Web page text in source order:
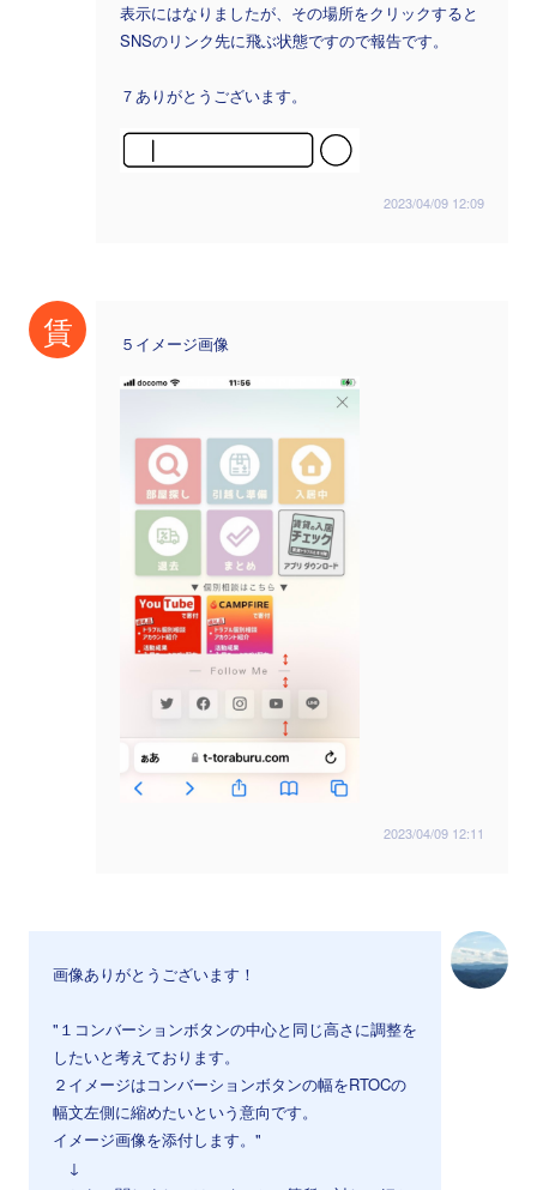
表示にはなりましたが、その場所をクリックすると
SNSのリンク先に飛ぶ状態ですので報告です。
７ありがとうございます。
2023/04/09 12:09
賃 ５イメージ画像
2023/04/09 12:11
画像ありがとうございます！
"１コンバーションボタンの中心と同じ高さに調整を
したいと考えております。
２イメージはコンバーションボタンの幅をRTOCの
幅文左側に縮めたいという意向です。
イメージ画像を添付します。"
↓